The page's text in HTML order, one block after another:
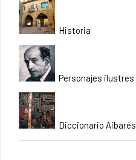
Historia
Personajes ilustres
Diccionario Aibarés